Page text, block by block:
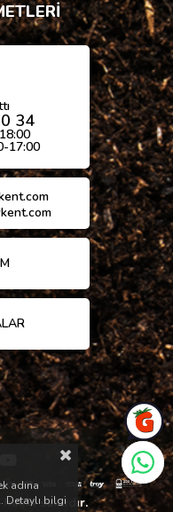
34
17:00
saklıdır.
adına
Detaylı bilgi